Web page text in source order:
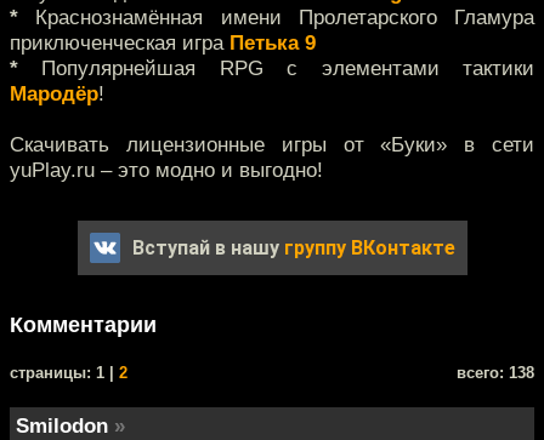
* Краснознамённая имени Пролетарского Гламура
приключенческая игра Петька 9
* Популярнейшая RPG с элементами тактики
Мародёр!
Скачивать лицензионные игры от «Буки» в сети
yuPlay.ru – это модно и выгодно!
Вступай в нашу группу ВКонтакте
Комментарии
cтраницы: 1 | 2 всего: 138
Smilodon »